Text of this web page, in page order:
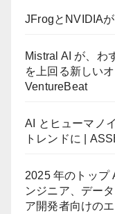
JFrogとNVIDIA
Mistral AI が、わ
を上回る新しい
VentureBeat
AI とヒューマノ
トレンドに |
2025 年のトップ
ンジニア、デー
ア開発者向けの